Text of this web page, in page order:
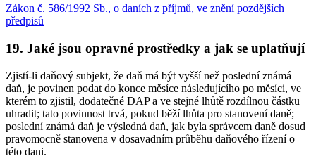
Zákon č. 586/1992 Sb., o daních z příjmů, ve znění pozdějších
předpisů
19. Jaké jsou opravné prostředky a jak se uplatňují
Zjistí-li daňový subjekt, že daň má být vyšší než poslední známá
daň, je povinen podat do konce měsíce následujícího po měsíci, ve
kterém to zjistil, dodatečné DAP a ve stejné lhůtě rozdílnou částku
uhradit; tato povinnost trvá, pokud běží lhůta pro stanovení daně;
poslední známá daň je výsledná daň, jak byla správcem daně dosud
pravomocně stanovena v dosavadním průběhu daňového řízení o
této dani.